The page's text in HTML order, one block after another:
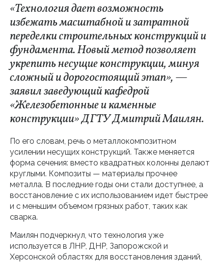
«Технология дает возможность
избежать масштабной и затратной
переделки строительных конструкций и
фундамента. Новый метод позволяет
укрепить несущие конструкции, минуя
сложный и дорогостоящий этап», —
заявил заведующий кафедрой
«Железобетонные и каменные
конструкции» ДГТУ Дмитрий Маилян.
По его словам, речь о металлокомпозитном
усилении несущих конструкций. Также меняется
форма сечения: вместо квадратных колонны делают
круглыми. Композиты — материалы прочнее
металла. В последние годы они стали доступнее, а
восстановление с их использованием идет быстрее
и с меньшим объемом грязных работ, таких как
сварка.
Маилян подчеркнул, что технология уже
используется в ЛНР, ДНР, Запорожской и
Херсонской областях для восстановления зданий,